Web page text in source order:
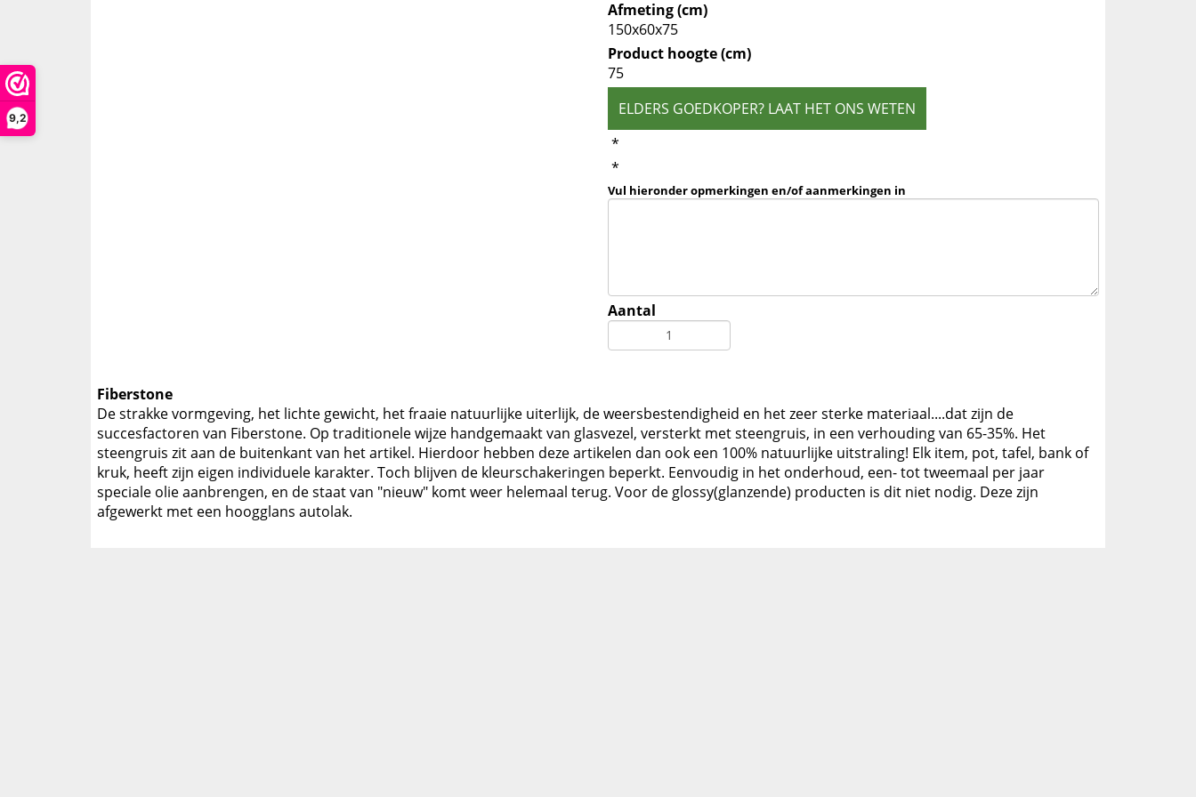
9,2
Afmeting (cm)
150x60x75
Product hoogte (cm)
75
ELDERS GOEDKOPER? LAAT HET ONS WETEN
*
*
Vul hieronder opmerkingen en/of aanmerkingen in
Aantal
Fiberstone
De strakke vormgeving, het lichte gewicht, het fraaie natuurlijke uiterlijk, de weersbestendigheid en het zeer sterke materiaal....dat zijn de
succesfactoren van Fiberstone. Op traditionele wijze handgemaakt van glasvezel, versterkt met steengruis, in een verhouding van 65-35%. Het
steengruis zit aan de buitenkant van het artikel. Hierdoor hebben deze artikelen dan ook een 100% natuurlijke uitstraling! Elk item, pot, tafel, bank of
kruk, heeft zijn eigen individuele karakter. Toch blijven de kleurschakeringen beperkt. Eenvoudig in het onderhoud, een- tot tweemaal per jaar
speciale olie aanbrengen, en de staat van "nieuw" komt weer helemaal terug. Voor de glossy(glanzende) producten is dit niet nodig. Deze zijn
afgewerkt met een hoogglans autolak.